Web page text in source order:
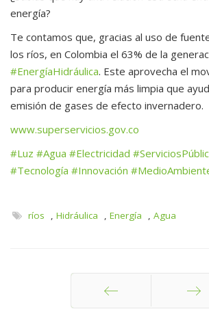
energía?
Te contamos que, gracias al uso de
los ríos, en Colombia el 63% de la
#EnergíaHidráulica. Este aprovecha el
para producir energía más limpia que
emisión de gases de efecto invernadero.
www.superservicios.gov.co
#Luz #Agua #Electricidad
#Tecnología #Innovación
ríos Hidráulica Energía Agua